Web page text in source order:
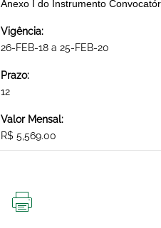
Anexo I do Instrumento
Vigência:
26-FEB-18 a 25-FEB-20
Prazo:
12
Valor Mensal:
R$ 5,569.00